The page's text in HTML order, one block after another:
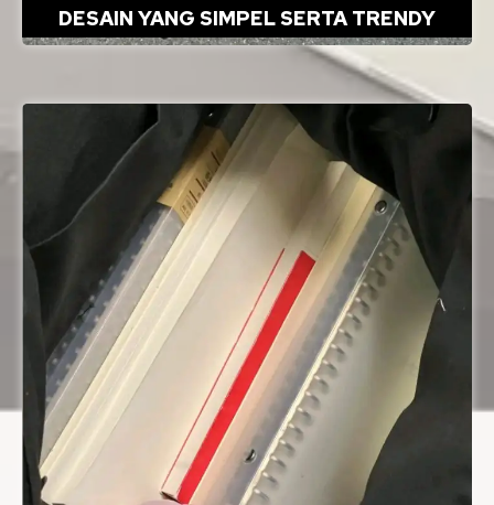
DESAIN YANG SIMPEL SERTA TRENDY